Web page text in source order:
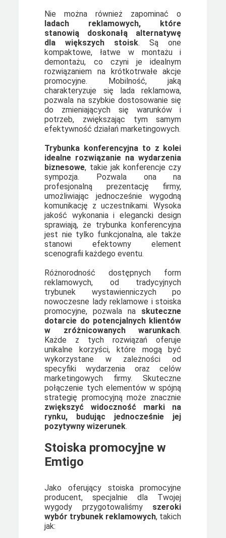
Nie można również zapominać o
ladach reklamowych, które
stanowią doskonałą alternatywę
dla większych stoisk. Są one
kompaktowe, łatwe w montażu i
demontażu, co czyni je idealnym
rozwiązaniem na krótkotrwałe akcje
promocyjne. Mobilność, jaką
charakteryzuje się lada reklamowa,
pozwala na szybkie dostosowanie się
do zmieniających się warunków i
potrzeb, zwiększając tym samym
efektywność działań marketingowych.
Trybunka konferencyjna to z kolei
idealne rozwiązanie na wydarzenia
biznesowe, takie jak konferencje czy
sympozja. Pozwala ona na
profesjonalną prezentację firmy,
umożliwiając jednocześnie wygodną
komunikację z uczestnikami. Wysoka
jakość wykonania i elegancki design
sprawiają, że trybunka konferencyjna
jest nie tylko funkcjonalna, ale także
stanowi efektowny element
scenografii każdego eventu.
Różnorodność dostępnych form
reklamowych, od tradycyjnych
trybunek wystawienniczych po
nowoczesne lady reklamowe i stoiska
promocyjne, pozwala na skuteczne
dotarcie do potencjalnych klientów
w zróżnicowanych warunkach.
Każde z tych rozwiązań oferuje
unikalne korzyści, które mogą być
wykorzystane w zależności od
specyfiki wydarzenia oraz celów
marketingowych firmy. Skuteczne
połączenie tych elementów w spójną
strategię promocyjną może znacznie
zwiększyć widoczność marki na
rynku, budując jednocześnie jej
pozytywny wizerunek.
Stoiska promocyjne w
Emtigo
Jako oferujący stoiska promocyjne
producent, specjalnie dla Twojej
wygody przygotowaliśmy szeroki
wybór trybunek reklamowych, takich
jak: